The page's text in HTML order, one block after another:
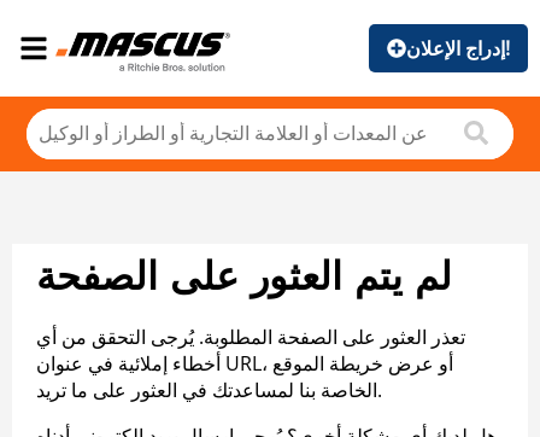
إدراج الإعلان!
لم يتم العثور على الصفحة
تعذر العثور على الصفحة المطلوبة. يُرجى التحقق من أي
أخطاء إملائية في عنوان URL، أو عرض خريطة الموقع
الخاصة بنا لمساعدتك في العثور على ما تريد.